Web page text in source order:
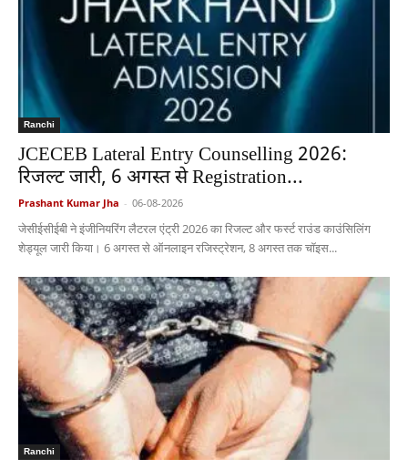
Ranchi
JCECEB Lateral Entry Counselling 2026:
रिजल्ट जारी, 6 अगस्त से Registration...
Prashant Kumar Jha - 06-08-2026
जेसीईसीईबी ने इंजीनियरिंग लैटरल एंट्री 2026 का रिजल्ट और फर्स्ट राउंड काउंसिलिंग
शेड्यूल जारी किया। 6 अगस्त से ऑनलाइन रजिस्ट्रेशन, 8 अगस्त तक चॉइस...
Ranchi